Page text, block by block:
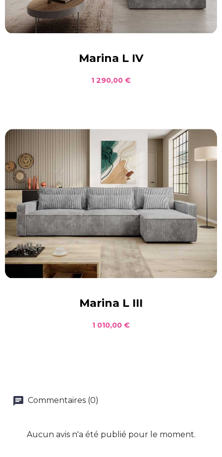
Marina L IV
1 290,00 €
Marina L III
1 010,00 €
Commentaires (0)
Aucun avis n'a été publié pour le moment.